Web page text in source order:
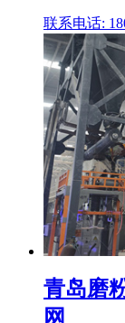
联系电话:
青岛磨
网